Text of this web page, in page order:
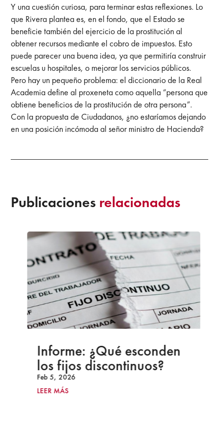
Y una cuestión curiosa, para terminar estas reflexiones. Lo
que Rivera plantea es, en el fondo, que el Estado se
beneficie también del ejercicio de la prostitución al
obtener recursos mediante el cobro de impuestos. Esto
puede parecer una buena idea, ya que permitiría construir
escuelas u hospitales, o mejorar los servicios públicos.
Pero hay un pequeño problema: el diccionario de la Real
Academia define al proxeneta como aquella “persona que
obtiene beneficios de la prostitución de otra persona”.
Con la propuesta de Ciudadanos, ¿no estaríamos dejando
en una posición incómoda al señor ministro de Hacienda?
Publicaciones relacionadas
Informe: ¿Qué esconden
los fijos discontinuos?
Feb 5, 2026
LEER MÁS